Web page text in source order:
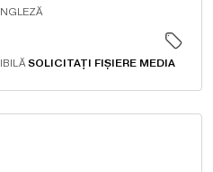
SOLICITAȚI FIȘIERE MEDIA